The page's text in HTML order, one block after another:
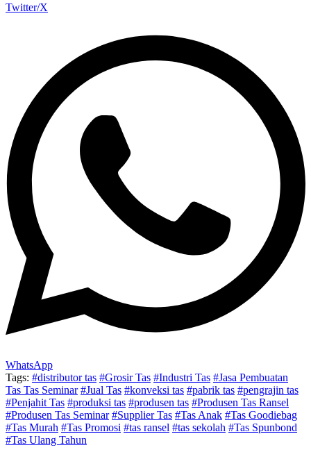
Twitter/X
WhatsApp
Tags: #distributor tas #Grosir Tas #Industri Tas #Jasa Pembuatan
Tas Tas Seminar #Jual Tas #konveksi tas #pabrik tas #pengrajin tas
#Penjahit Tas #produksi tas #produsen tas #Produsen Tas Ransel
#Produsen Tas Seminar #Supplier Tas #Tas Anak #Tas Goodiebag
#Tas Murah #Tas Promosi #tas ransel #tas sekolah #Tas Spunbond
#Tas Ulang Tahun